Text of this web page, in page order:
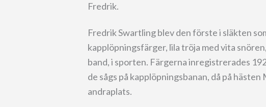
Fredrik.
Fredrik Swartling blev den förste i släkten
kapplöpningsfärger, lila tröja med vita
band, i sporten. Färgerna inregistrerades
de sågs på kapplöpningsbanan, då på
andraplats.